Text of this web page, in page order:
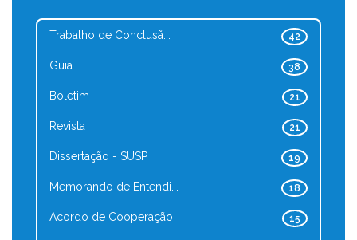
42
Trabalho de Conclusã...
38
Guia
21
Boletim
21
Revista
19
Dissertação - SUSP
18
Memorando de Entendi...
15
Acordo de Cooperação